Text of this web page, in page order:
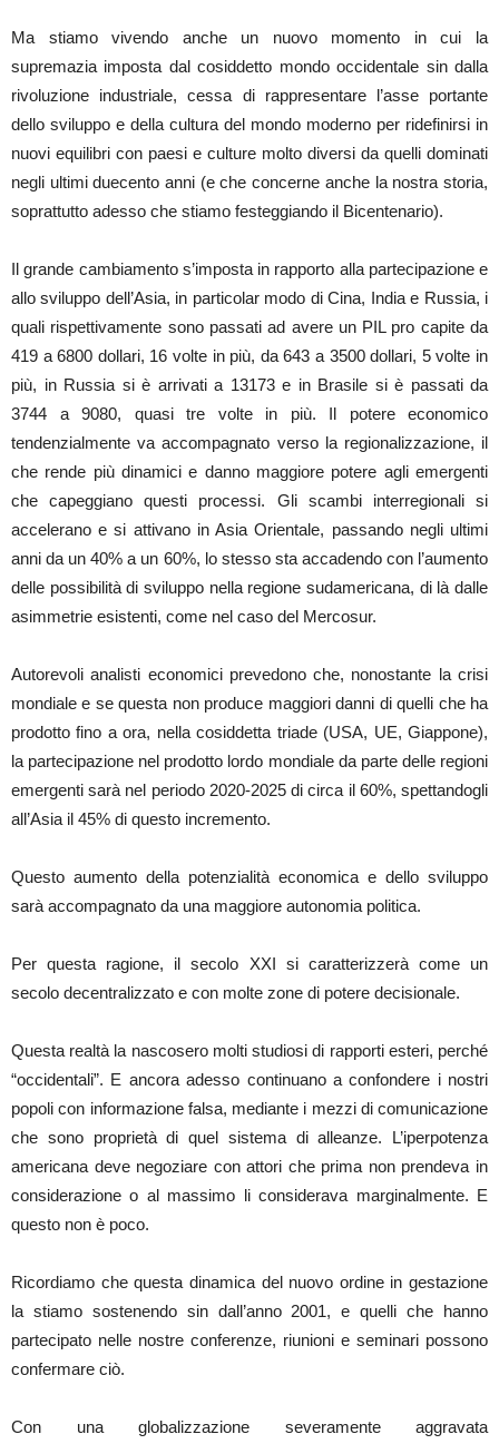
Ma stiamo vivendo anche un nuovo momento in cui la
supremazia imposta dal cosiddetto mondo occidentale sin dalla
rivoluzione industriale, cessa di rappresentare l’asse portante
dello sviluppo e della cultura del mondo moderno per ridefinirsi in
nuovi equilibri con paesi e culture molto diversi da quelli dominati
negli ultimi duecento anni (e che concerne anche la nostra storia,
soprattutto adesso che stiamo festeggiando il Bicentenario).
Il grande cambiamento s’imposta in rapporto alla partecipazione e
allo sviluppo dell’Asia, in particolar modo di Cina, India e Russia, i
quali rispettivamente sono passati ad avere un PIL pro capite da
419 a 6800 dollari, 16 volte in più, da 643 a 3500 dollari, 5 volte in
più, in Russia si è arrivati a 13173 e in Brasile si è passati da
3744 a 9080, quasi tre volte in più. Il potere economico
tendenzialmente va accompagnato verso la regionalizzazione, il
che rende più dinamici e danno maggiore potere agli emergenti
che capeggiano questi processi. Gli scambi interregionali si
accelerano e si attivano in Asia Orientale, passando negli ultimi
anni da un 40% a un 60%, lo stesso sta accadendo con l’aumento
delle possibilità di sviluppo nella regione sudamericana, di là dalle
asimmetrie esistenti, come nel caso del Mercosur.
Autorevoli analisti economici prevedono che, nonostante la crisi
mondiale e se questa non produce maggiori danni di quelli che ha
prodotto fino a ora, nella cosiddetta triade (USA, UE, Giappone),
la partecipazione nel prodotto lordo mondiale da parte delle regioni
emergenti sarà nel periodo 2020-2025 di circa il 60%, spettandogli
all’Asia il 45% di questo incremento.
Questo aumento della potenzialità economica e dello sviluppo
sarà accompagnato da una maggiore autonomia politica.
Per questa ragione, il secolo XXI si caratterizzerà come un
secolo decentralizzato e con molte zone di potere decisionale.
Questa realtà la nascosero molti studiosi di rapporti esteri, perché
“occidentali”. E ancora adesso continuano a confondere i nostri
popoli con informazione falsa, mediante i mezzi di comunicazione
che sono proprietà di quel sistema di alleanze. L’iperpotenza
americana deve negoziare con attori che prima non prendeva in
considerazione o al massimo li considerava marginalmente. E
questo non è poco.
Ricordiamo che questa dinamica del nuovo ordine in gestazione
la stiamo sostenendo sin dall’anno 2001, e quelli che hanno
partecipato nelle nostre conferenze, riunioni e seminari possono
confermare ciò.
Con una globalizzazione severamente aggravata